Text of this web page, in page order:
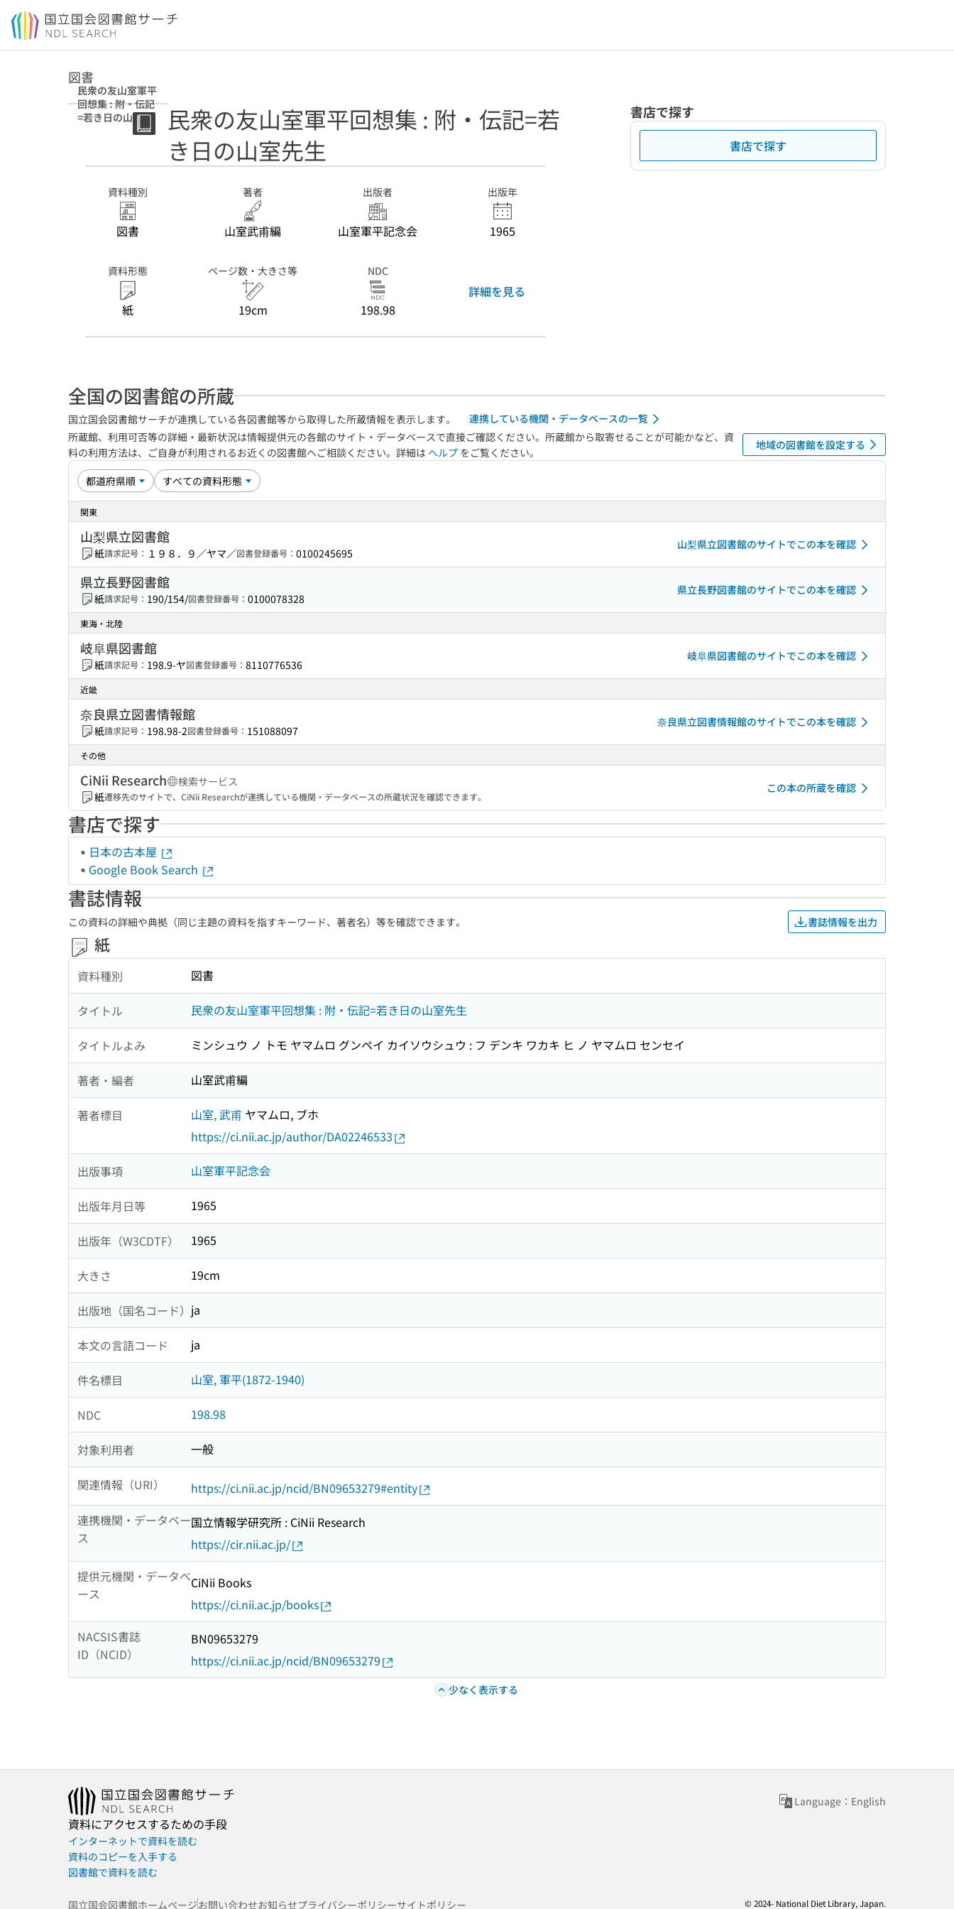
本文へ移動
図書
民衆の友山室軍平
回想集 : 附・伝記
=若き日の山室先
民衆の友山室軍平回想集 : 附・伝記=若
き日の山室先生
資料種別
図書
著者
山室武甫編
出版者
山室軍平記念会
出版年
1965
資料形態
紙
ページ数・大きさ等
19cm
NDC
198.98
詳細を見る
書店で探す
書店で探す
全国の図書館の所蔵
国立国会図書館サーチが連携している各図書館等から取得した所蔵情報を表示します。
連携している機関・データベースの一覧
所蔵館、利用可否等の詳細・最新状況は情報提供元の各館のサイト・データベースで直接ご確認ください。所蔵館から取寄せることが可能かなど、資
料の利用方法は、ご自身が利用されるお近くの図書館へご相談ください。詳細は ヘルプ をご覧ください。
地域の図書館を設定する
関東
山梨県立図書館
紙請求記号： １９８．９／ヤマ／図書登録番号： 0100245695
山梨県立図書館のサイトでこの本を確認
県立長野図書館
紙請求記号： 190/154/図書登録番号： 0100078328
県立長野図書館のサイトでこの本を確認
東海・北陸
岐阜県図書館
紙請求記号： 198.9-ヤ図書登録番号： 8110776536
岐阜県図書館のサイトでこの本を確認
近畿
奈良県立図書情報館
紙請求記号： 198.98-2図書登録番号： 151088097
奈良県立図書情報館のサイトでこの本を確認
その他
CiNii Research
検索サービス
紙遷移先のサイトで、CiNii Researchが連携している機関・データベースの所蔵状況を確認できます。
この本の所蔵を確認
書店で探す
日本の古本屋
Google Book Search
書誌情報
この資料の詳細や典拠（同じ主題の資料を指すキーワード、著者名）等を確認できます。 書誌情報を出力
紙
資料種別 図書
タイトル 民衆の友山室軍平回想集 : 附・伝記=若き日の山室先生
タイトルよみ ミンシュウ ノ トモ ヤマムロ グンペイ カイソウシュウ : フ デンキ ワカキ ヒ ノ ヤマムロ センセイ
著者・編者 山室武甫編
著者標目 山室, 武甫 ヤマムロ, ブホ
https://ci.nii.ac.jp/author/DA02246533
出版事項 山室軍平記念会
出版年月日等 1965
出版年（W3CDTF） 1965
大きさ 19cm
出版地（国名コード） ja
本文の言語コード ja
件名標目 山室, 軍平(1872-1940)
NDC 198.98
対象利用者 一般
関連情報（URI）
https://ci.nii.ac.jp/ncid/BN09653279#entity
連携機関・データベー
ス
国立情報学研究所 : CiNii Research
https://cir.nii.ac.jp/
提供元機関・データベ
ース
CiNii Books
https://ci.nii.ac.jp/books
NACSIS書誌
ID（NCID）
BN09653279
https://ci.nii.ac.jp/ncid/BN09653279
少なく表示する
Language：English
資料にアクセスするための手段
インターネットで資料を読む
資料のコピーを入手する
図書館で資料を読む
国立国会図書館ホームページお問い合わせお知らせプライバシーポリシーサイトポリシー © 2024- National Diet Library, Japan.